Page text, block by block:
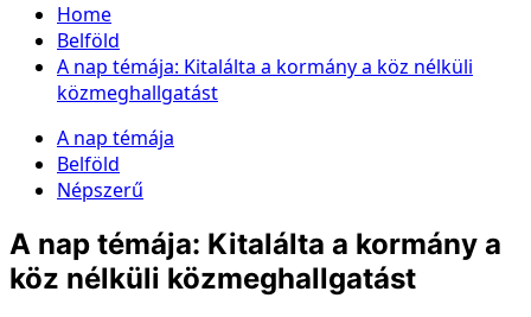
Home
Belföld
A nap témája: Kitalálta a kormány a köz nélküli
közmeghallgatást
A nap témája
Belföld
Népszerű
A nap témája: Kitalálta a kormány a
köz nélküli közmeghallgatást